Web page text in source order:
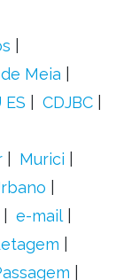
Meia
ES
CDJBC
Murici
e-mail